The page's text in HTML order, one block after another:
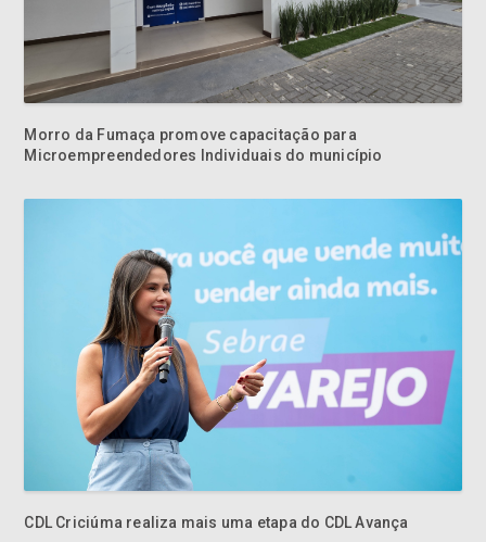
Morro da Fumaça promove capacitação para
Microempreendedores Individuais do município
CDL Criciúma realiza mais uma etapa do CDL Avança